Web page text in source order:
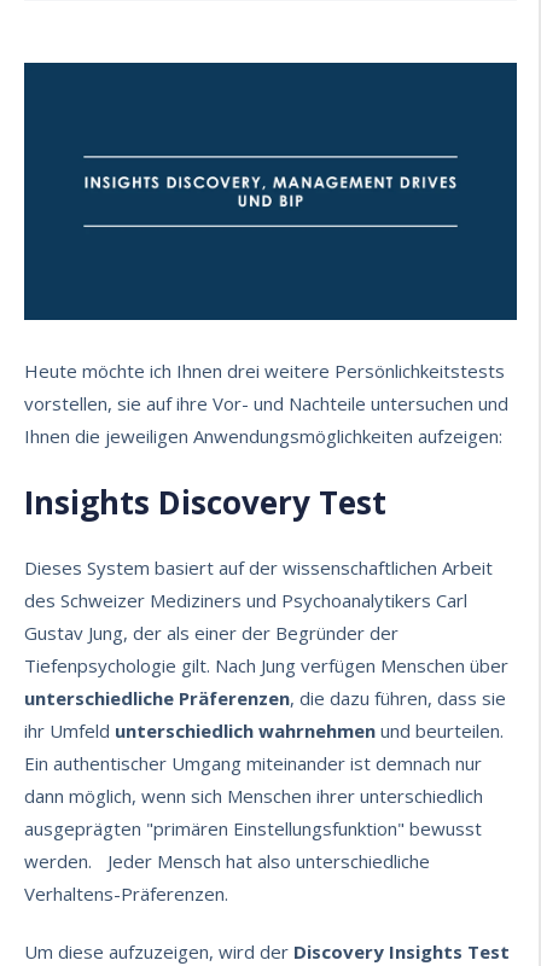
Heute möchte ich Ihnen drei weitere Persönlichkeitstests
vorstellen, sie auf ihre Vor- und Nachteile untersuchen und
Ihnen die jeweiligen Anwendungsmöglichkeiten aufzeigen:
Insights Discovery Test
Dieses System basiert auf der wissenschaftlichen Arbeit
des Schweizer Mediziners und Psychoanalytikers Carl
Gustav Jung, der als einer der Begründer der
Tiefenpsychologie gilt. Nach Jung verfügen Menschen über
unterschiedliche Präferenzen, die dazu führen, dass sie
ihr Umfeld unterschiedlich wahrnehmen und beurteilen.
Ein authentischer Umgang miteinander ist demnach nur
dann möglich, wenn sich Menschen ihrer unterschiedlich
ausgeprägten "primären Einstellungsfunktion" bewusst
werden. Jeder Mensch hat also unterschiedliche
Verhaltens-Präferenzen.
Um diese aufzuzeigen, wird der Discovery Insights Test